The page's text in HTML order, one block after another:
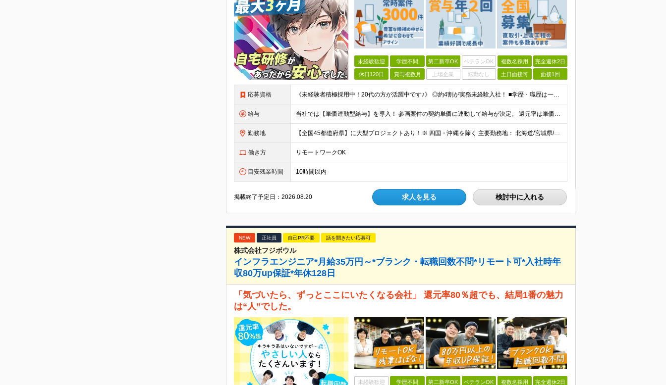
未経験歓迎 学歴不問 第二新卒OK ベテランOK 複数名採用 完全週休2日
休日120日 賞与複数月 上場企業 転勤なし 土日面接可 面接1回
応募資格 《未経験者積極採用中！20代の方が活躍中です♪》 ◎約4割が実務未経験入社！ ■学歴・職歴は一切問いません！ ■第二新卒の方もお気軽にご相談ください♪ ■入社してから数年は、転勤の可能性があります
給与 当社では【単価連動型給与】を導入！ 参画案件の契約単価に連動して給与が決定。 還元率は単価の【70％～80％】と東証プライム上場グループとして高水準です！（社会保険料・教育コスト含む） ■関東：月給
勤務地 【全国45都道府県】に大型プロジェクトあり！※ 四国・沖縄を除く 主要勤務地： 北海道/宮城県/栃木県/埼玉県/千葉県/東京都/神奈川県/愛知県/大阪府/京都府/兵庫県/広島県/福岡県/熊本県 ※勤
働き方 リモートワークOK
目安残業時間 10時間以内
掲載終了予定日：2026.08.20 求人を見る 検討中に入れる
NEW 正社員 自己PR不要 話を聞きたい応募可
株式会社フジボウル
インフラエンジニア*月給35万円～*ブランク・転職回数不問*リモート可*入社時年
収80万up保証*年休128日
「気づいたら、ずっとここにいたくなる会社」 還元率80％超でも、結局1番の魅力
は“人”でした。
未経験歓迎 学歴不問 第二新卒OK ベテランOK 複数名採用 完全週休2日